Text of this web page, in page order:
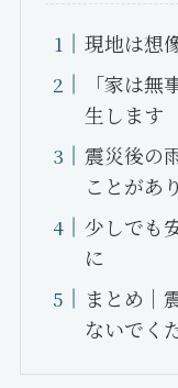
現地は想
「家は
生します
震災後の
ことがあ
少しでも
に
まとめ｜
ないでく